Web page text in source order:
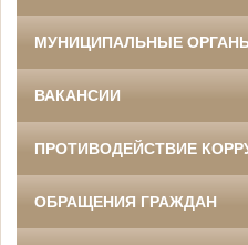
МУНИЦИПАЛЬНЫЕ
ВАКАНСИИ
ПРОТИВОДЕЙСТВИЕ
ОБРАЩЕНИЯ ГРАЖДАН